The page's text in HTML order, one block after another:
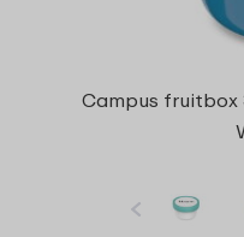
Campus fruitbox